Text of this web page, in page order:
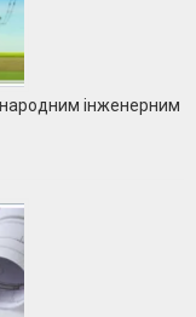
інженерним